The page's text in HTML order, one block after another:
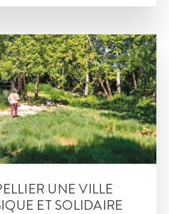
sanitaire
à
Odysseum
ou
au
Polygone
à
Montpellier
?
UNE VILLE
ET SOLIDAIRE